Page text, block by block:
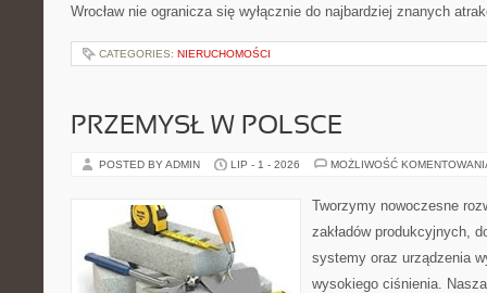
Wrocław nie ogranicza się wyłącznie do najbardziej znanych
CATEGORIES: NIERUCHOMOŚCI
PRZEMYSŁ W POLSCE
POSTED BY ADMIN LIP - 1 - 2026 MOŻLIWOŚĆ
Tworzymy nowoczesne
zakładów produkcyjnych,
systemy oraz urządzenia
wysokiego ciśnienia.